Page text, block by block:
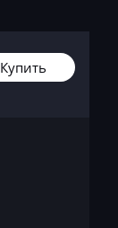
Купить